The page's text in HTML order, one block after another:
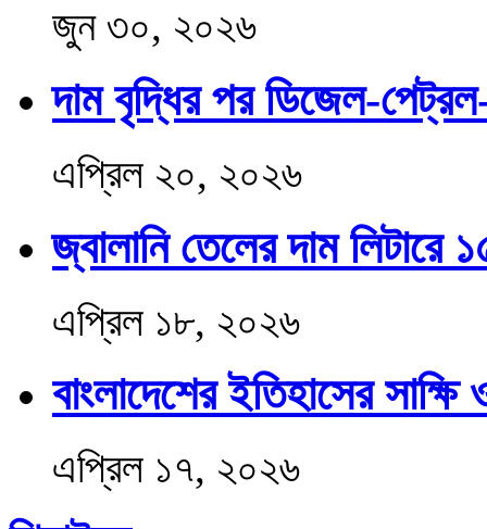
জুন ৩০, ২০২৬
দাম বৃদ্ধির পর ডিজেল-
এপ্রিল ২০, ২০২৬
জ্বালানি তেলের দাম
এপ্রিল ১৮, ২০২৬
বাংলাদেশের ইতিহাসের সাক্ষি
এপ্রিল ১৭, ২০২৬